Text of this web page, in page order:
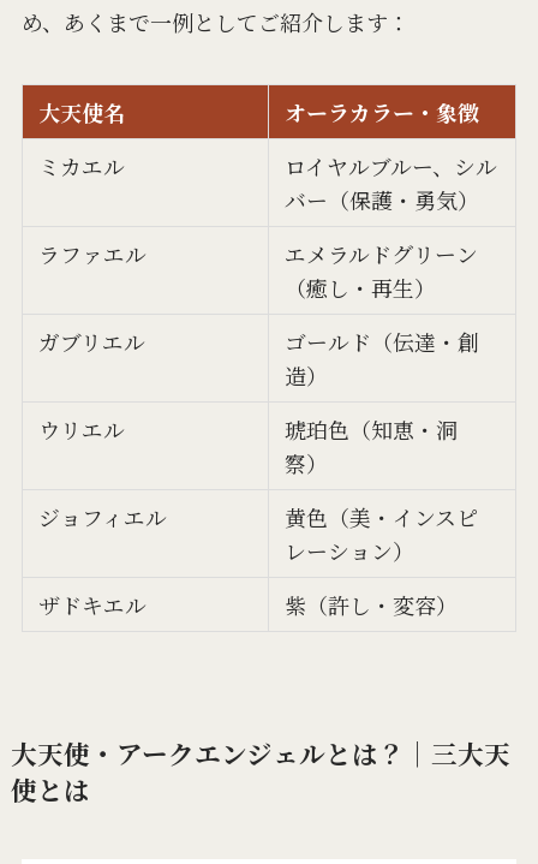
め、あくまで一例としてご紹介します：
大天使名
オーラカラー・象徴
ミカエル
ロイヤルブルー、シル
バー（保護・勇気）
ラファエル
エメラルドグリーン
（癒し・再生）
ガブリエル
ゴールド（伝達・創
造）
ウリエル
琥珀色（知恵・洞
察）
ジョフィエル
黄色（美・インスピ
レーション）
ザドキエル
紫（許し・変容）
大天使・アークエンジェルとは？│三大天
使とは